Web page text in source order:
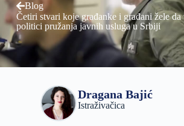
Blog
Četiri stvari koje građanke i građani žele
politici pružanja javnih usluga u Srbiji
Dragana Bajić
Istraživačica